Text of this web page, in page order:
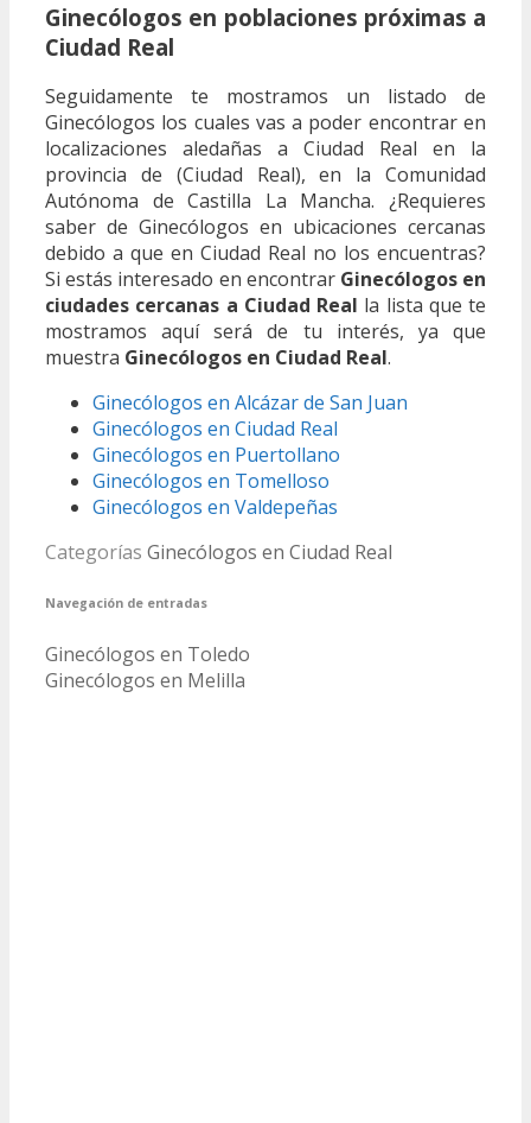
Ginecólogos en poblaciones próximas a
Ciudad Real
Seguidamente te mostramos un listado de
Ginecólogos los cuales vas a poder encontrar en
localizaciones aledañas a Ciudad Real en la
provincia de (Ciudad Real), en la Comunidad
Autónoma de Castilla La Mancha. ¿Requieres
saber de Ginecólogos en ubicaciones cercanas
debido a que en Ciudad Real no los encuentras?
Si estás interesado en encontrar Ginecólogos en
ciudades cercanas a Ciudad Real la lista que te
mostramos aquí será de tu interés, ya que
muestra Ginecólogos en Ciudad Real.
Ginecólogos en Alcázar de San Juan
Ginecólogos en Ciudad Real
Ginecólogos en Puertollano
Ginecólogos en Tomelloso
Ginecólogos en Valdepeñas
Categorías Ginecólogos en Ciudad Real
Navegación de entradas
Ginecólogos en Toledo
Ginecólogos en Melilla